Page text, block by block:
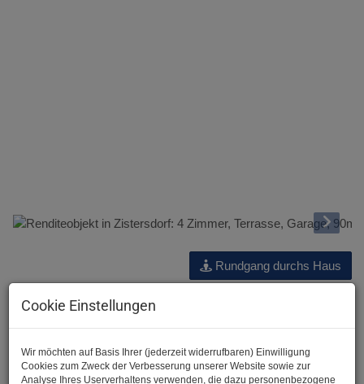
Rundgang durchs Haus
Beschreibung
Wir freuen uns, Ihnen dieses vielseitige Objekt im Herzen von
Zistersdorf anbieten zu dürfen!
Cookie Einstellungen
Wir möchten auf Basis Ihrer (jederzeit widerrufbaren) Einwilligung
Cookies zum Zweck der Verbesserung unserer Website sowie zur
Analyse Ihres Userverhaltens verwenden, die dazu personenbezogene